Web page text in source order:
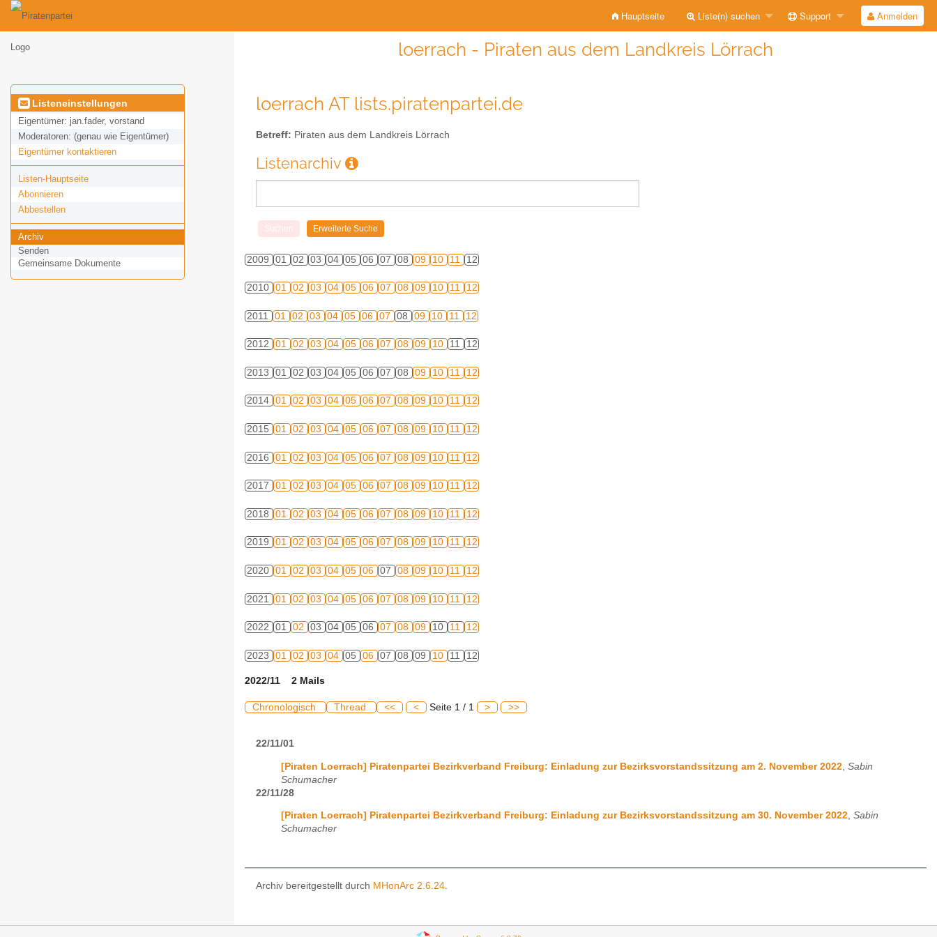
Hauptseite Liste(n) suchen Support Anmelden
loerrach - Piraten aus dem Landkreis Lörrach
Listeneinstellungen
Eigentümer: jan.fader, vorstand
Moderatoren: (genau wie Eigentümer)
Eigentümer kontaktieren
Listen-Hauptseite
Abonnieren
Abbestellen
Archiv
Senden
Gemeinsame Dokumente
loerrach AT lists.piratenpartei.de
Betreff: Piraten aus dem Landkreis Lörrach
Listenarchiv
2009 01 02 03 04 05 06 07 08 09 10 11 12
2010 01 02 03 04 05 06 07 08 09 10 11 12
2011 01 02 03 04 05 06 07 08 09 10 11 12
2012 01 02 03 04 05 06 07 08 09 10 11 12
2013 01 02 03 04 05 06 07 08 09 10 11 12
2014 01 02 03 04 05 06 07 08 09 10 11 12
2015 01 02 03 04 05 06 07 08 09 10 11 12
2016 01 02 03 04 05 06 07 08 09 10 11 12
2017 01 02 03 04 05 06 07 08 09 10 11 12
2018 01 02 03 04 05 06 07 08 09 10 11 12
2019 01 02 03 04 05 06 07 08 09 10 11 12
2020 01 02 03 04 05 06 07 08 09 10 11 12
2021 01 02 03 04 05 06 07 08 09 10 11 12
2022 01 02 03 04 05 06 07 08 09 10 11 12
2023 01 02 03 04 05 06 07 08 09 10 11 12
2022/11 2 Mails
Chronologisch Thread << < Seite 1 / 1 > >>
22/11/01
[Piraten Loerrach] Piratenpartei Bezirkverband Freiburg: Einladung zur Bezirksvorstandssitzung am 2. November 2022 Sabin
Schumacher
22/11/28
[Piraten Loerrach] Piratenpartei Bezirkverband Freiburg: Einladung zur Bezirksvorstandssitzung am 30. November 2022, Sabin
Schumacher
Archiv bereitgestellt durch MHonArc 2.6.24